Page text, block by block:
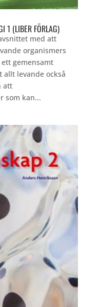
1 (LIBER FÖRLAG)
med att
organismers
gemensamt
allt levande också
att
som kan...